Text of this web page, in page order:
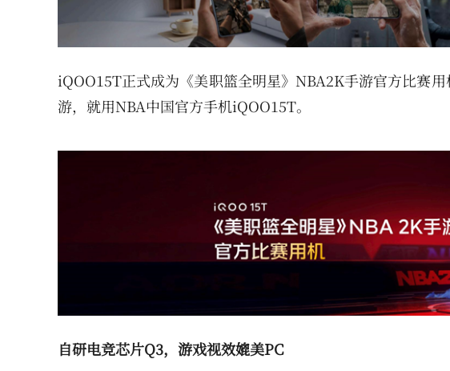
iQOO15T正式成为《美职篮全明星》NBA2K手游官方比赛
游，就用NBA中国官方手机iQOO15T。
自研电竞芯片Q3，游戏视效媲美PC